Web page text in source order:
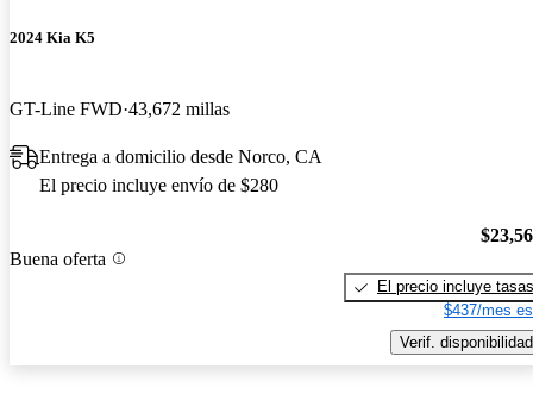
2024 Kia K5
GT-Line FWD 43,672 millas
Entrega a domicilio desde Norco, CA
El precio incluye envío de $280
Buena oferta
El precio incluye tasas
$437/mes
Verif. disponibilidad